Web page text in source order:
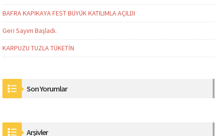
BAFRA KAPIKAYA FEST BÜYÜK KATILIMLA AÇILDI
Geri Sayım Başladı.
KARPUZU TUZLA TÜKETİN
Son Yorumlar
Arşivler